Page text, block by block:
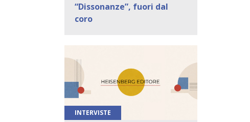
“Dissonanze”, fuori dal
coro
INTERVISTE